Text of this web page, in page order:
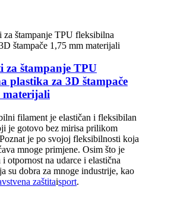
za štampanje TPU
plastika za 3D štampače
materijali
filament je elastičan i fleksibilan
je gotovo bez mirisa prilikom
je po svojoj fleksibilnosti koja
mnoge primjene. Osim što je
otpornost na udarce i elastična
su dobra za mnoge industrije, kao
zaštitaisport.